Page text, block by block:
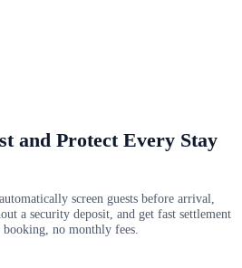
and Protect Every Stay
screen guests before arrival,
a security deposit, and get fast settlement
no monthly fees.